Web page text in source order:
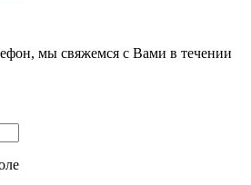
мы свяжемся с Вами в течении